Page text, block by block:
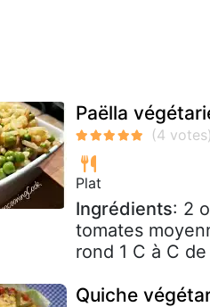
Paëlla
Plat
Ingrédients: 2
tomates
rond 1 C à C
Quiche